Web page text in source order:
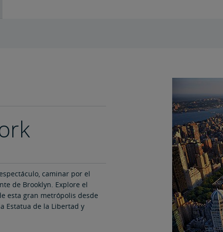
caminar por el
de Brooklyn. Explore el
esta gran metrópolis desde
Estatua de la Libertad y